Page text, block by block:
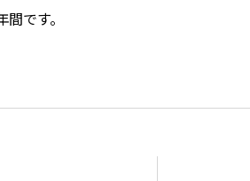
です。